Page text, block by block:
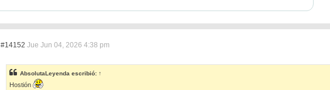
#14152M
a
j
Jue Jun 04, 2026 4:38 pm
AbsolutaLeyenda escribió: ↑
Hostión